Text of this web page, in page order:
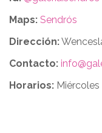
Maps: Sendrós
Dirección:
Contacto:
Horarios: Miércoles